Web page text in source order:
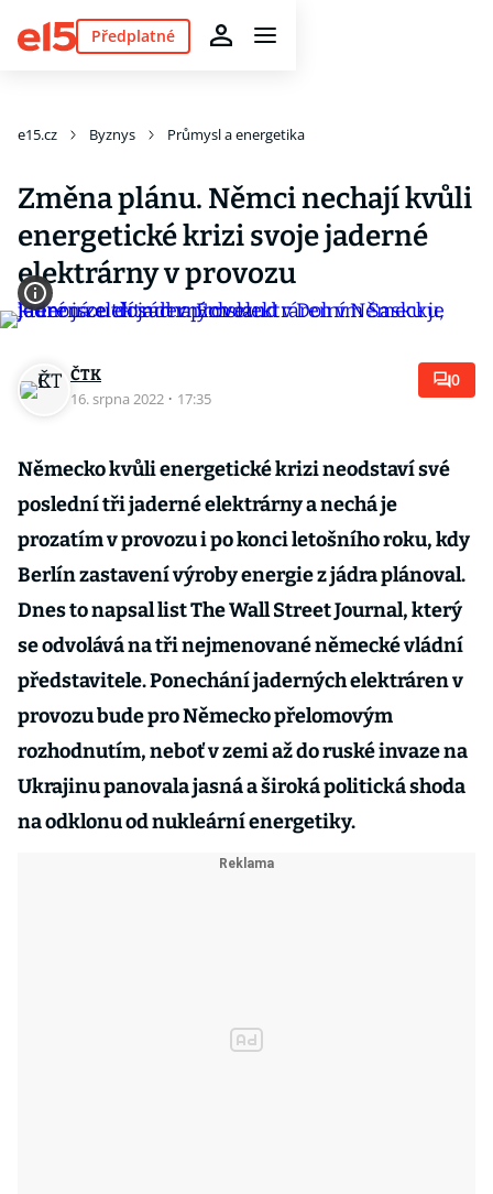
Předplatné
e15.cz Byznys Průmysl a energetika
Změna plánu. Němci nechají kvůli
energetické krizi svoje jaderné
elektrárny v provozu
ČTK
16. srpna 2022 · 17:35
0
Německo kvůli energetické krizi neodstaví své
poslední tři jaderné elektrárny a nechá je
prozatím v provozu i po konci letošního roku, kdy
Berlín zastavení výroby energie z jádra plánoval.
Dnes to napsal list The Wall Street Journal, který
se odvolává na tři nejmenované německé vládní
představitele. Ponechání jaderných elektráren v
provozu bude pro Německo přelomovým
rozhodnutím, neboť v zemi až do ruské invaze na
Ukrajinu panovala jasná a široká politická shoda
na odklonu od nukleární energetiky.